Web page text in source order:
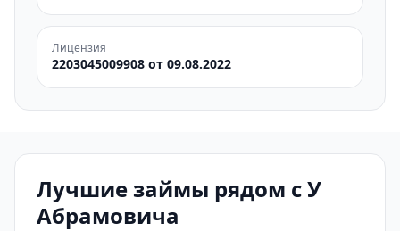
Лицензия
2203045009908 от 09.08.2022
Лучшие займы рядом с У
Абрамовича